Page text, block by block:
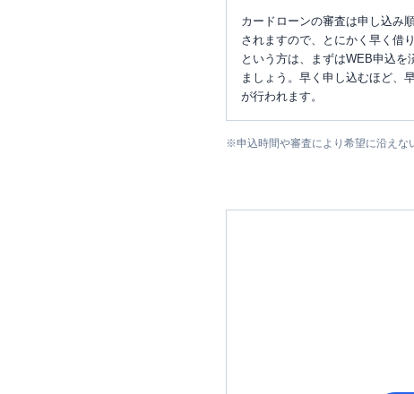
カードローンの審査は申し込み
されますので、とにかく早く借
という方は、まずはWEB申込を
ましょう。早く申し込むほど、
が行われます。
※申込時間や審査により希望に沿えな